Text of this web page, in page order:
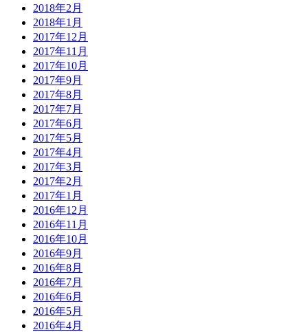
2018年2月
2018年1月
2017年12月
2017年11月
2017年10月
2017年9月
2017年8月
2017年7月
2017年6月
2017年5月
2017年4月
2017年3月
2017年2月
2017年1月
2016年12月
2016年11月
2016年10月
2016年9月
2016年8月
2016年7月
2016年6月
2016年5月
2016年4月